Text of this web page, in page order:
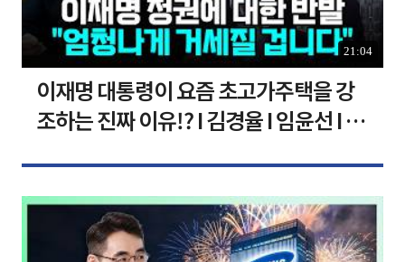
21:04
이재명 대통령이 요즘 초고가주택을 강
조하는 진짜 이유!? I 김경율 I 임윤선 I 정